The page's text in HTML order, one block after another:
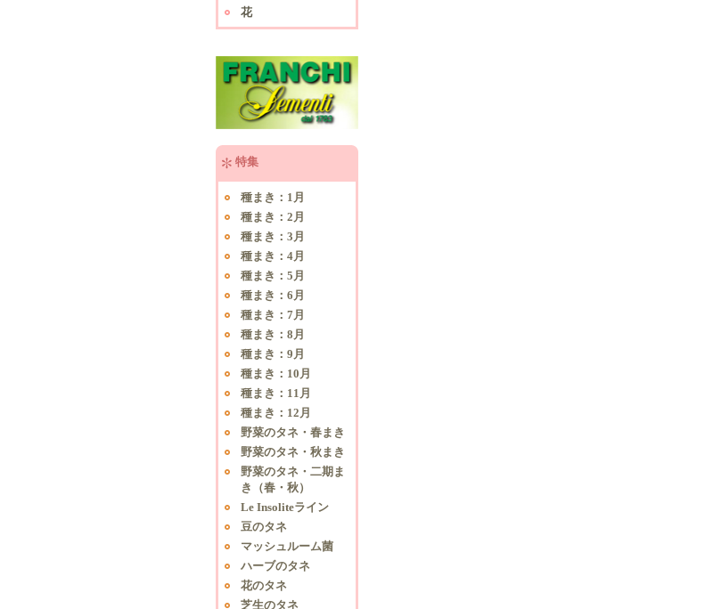
花
特集
種まき：1月
種まき：2月
種まき：3月
種まき：4月
種まき：5月
種まき：6月
種まき：7月
種まき：8月
種まき：9月
種まき：10月
種まき：11月
種まき：12月
野菜のタネ・春まき
野菜のタネ・秋まき
野菜のタネ・二期ま
き（春・秋）
Le Insoliteライン
豆のタネ
マッシュルーム菌
ハーブのタネ
花のタネ
芝生のタネ